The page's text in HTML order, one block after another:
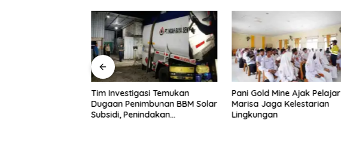
Tim Investigasi Temukan
Dugaan Penimbunan BBM Solar
Subsidi, Penindakan
Pani Gold Mine Ajak Pelajar
Marisa Jaga Kelestarian
Lingkungan